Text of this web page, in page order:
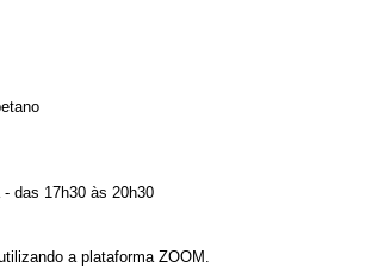
das 17h30 às 20h30
a plataforma ZOOM.